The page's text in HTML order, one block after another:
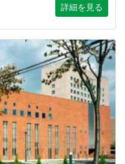
詳細を見る